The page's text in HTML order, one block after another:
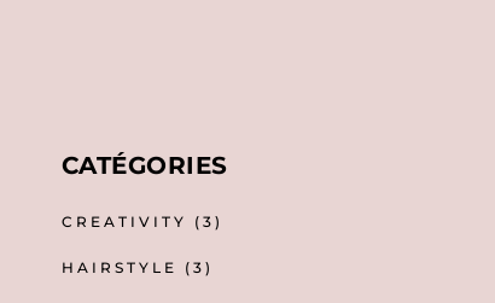
CATÉGORIES
CREATIVITY (3)
HAIRSTYLE (3)